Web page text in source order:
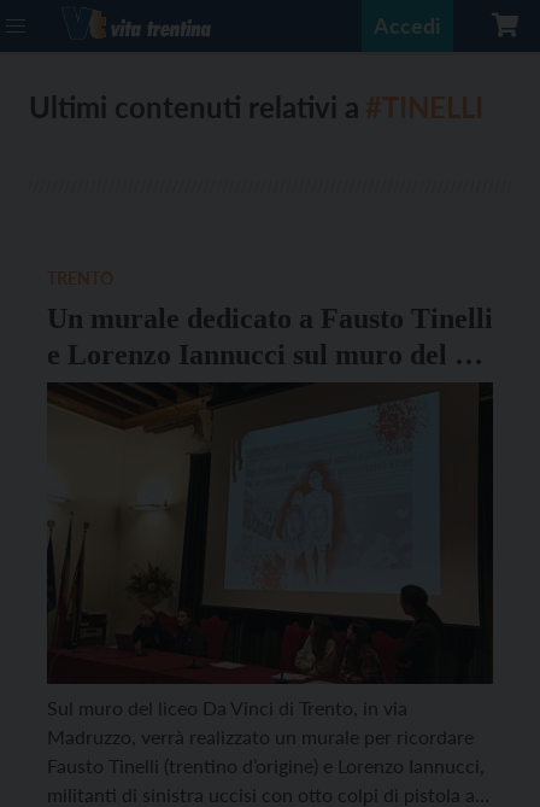
Accedi
Ultimi contenuti relativi a
Un murale dedicato a Fausto Tinelli
e Lorenzo Iannucci sul muro del Da
Vinci, ecco il contest per la
realizzazione
Sul muro del liceo Da Vinci di Trento, in via
Madruzzo, verrà realizzato un murale per ricordare
Fausto Tinelli (trentino d’origine) e Lorenzo Iannucci,
militanti di sinistra uccisi con otto colpi di pistola a